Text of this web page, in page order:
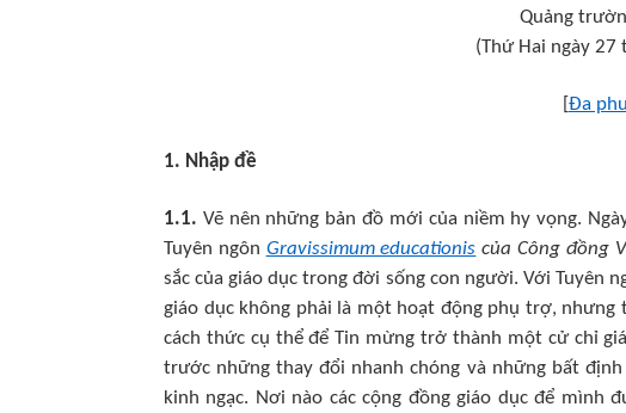
Quảng
(Thứ Hai ngày 27
[Đa
1. Nhập đề
1.1. Vẽ nên những bản đồ mới của niềm hy vọng.
Tuyên ngôn Gravissimum educationis của Công đồng
sắc của giáo dục trong đời sống con người. Với Tuyên
giáo dục không phải là một hoạt động phụ trợ, nhưng
cách thức cụ thể để Tin mừng trở thành một cử chỉ
trước những thay đổi nhanh chóng và những bất
kinh ngạc. Nơi nào các cộng đồng giáo dục để